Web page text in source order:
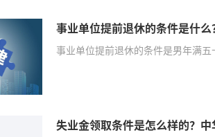
事业单位提前退休的条件是什么
事业单位提前退休的条件是男年满